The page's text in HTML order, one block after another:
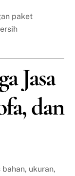
paket
Jasa
dan
ukuran,